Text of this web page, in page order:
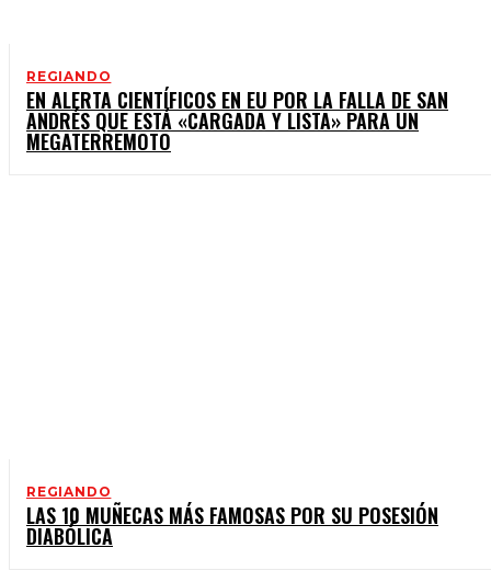
REGIANDO
EN ALERTA CIENTÍFICOS EN EU POR LA FALLA DE SAN
ANDRÉS QUE ESTÁ «CARGADA Y LISTA» PARA UN
MEGATERREMOTO
REGIANDO
LAS 10 MUÑECAS MÁS FAMOSAS POR SU POSESIÓN
DIABÓLICA